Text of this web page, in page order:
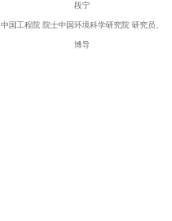
段宁
中国工程院 院士中国环境科学研究院 研究员、
博导